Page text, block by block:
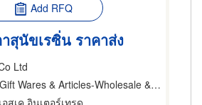
Add RFQ
สุนัขเรซิ่น ราคาส่ง
Ltd
Wares & Articles-Wholesale & Manufacturers
อสเค อินเตอร์เทรด